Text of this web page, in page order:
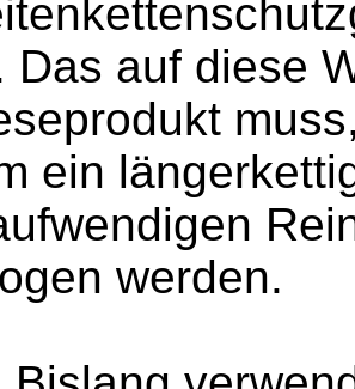
Das auf diese
ein
werden.